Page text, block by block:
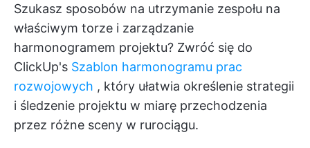
Szukasz sposobów na utrzymanie zespołu na
właściwym torze i zarządzanie
harmonogramem projektu? Zwróć się do
ClickUp's Szablon harmonogramu prac
rozwojowych , który ułatwia określenie strategii
i śledzenie projektu w miarę przechodzenia
przez różne sceny w rurociągu.